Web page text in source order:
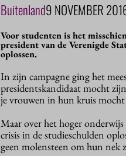
Buitenland9 NOVEMBER
Voor studenten is het
president van de Verenigde
oplossen.
In zijn campagne ging het
presidentskandidaat mocht
je vrouwen in hun kruis
Maar over het hoger
crisis in de studieschulden
geen molensteen om hun nek